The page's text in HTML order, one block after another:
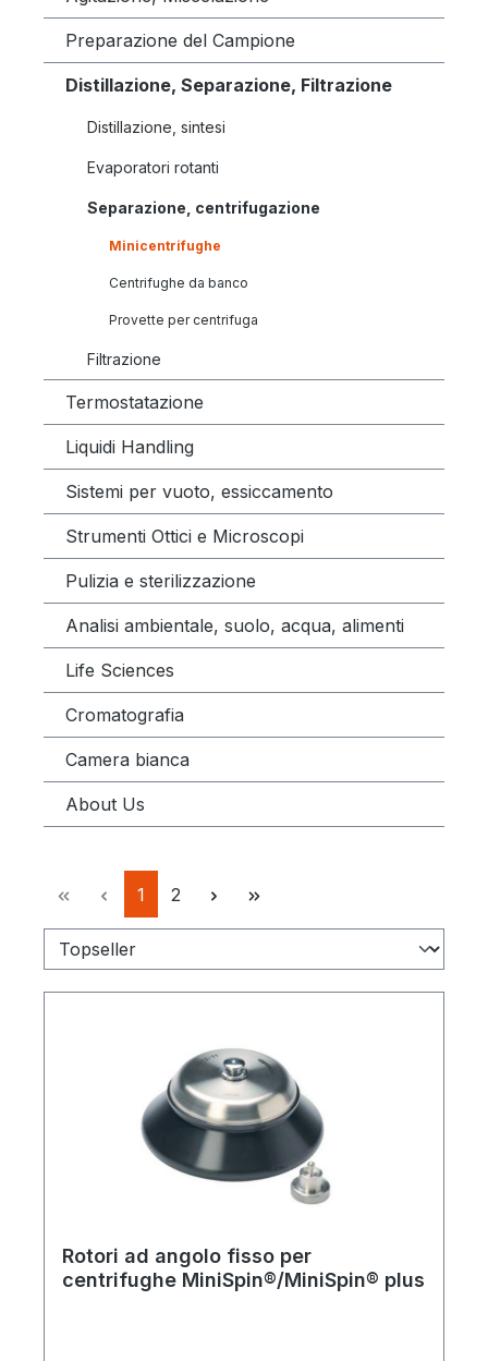
Preparazione del Campione
Distillazione, Separazione, Filtrazione
Distillazione, sintesi
Evaporatori rotanti
Separazione, centrifugazione
Minicentrifughe
Centrifughe da banco
Provette per centrifuga
Filtrazione
Termostatazione
Liquidi Handling
Sistemi per vuoto, essiccamento
Strumenti Ottici e Microscopi
Pulizia e sterilizzazione
Analisi ambientale, suolo, acqua, alimenti
Life Sciences
Cromatografia
Camera bianca
About Us
Pagina
1 Pagina
2
Rotori ad angolo fisso per
centrifughe MiniSpin®/MiniSpin® plus